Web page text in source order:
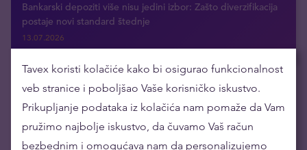
Bankarski depoziti više nisu jedini izbor: Zašto diverzifikacija
postaje novi standard štednje
13.07.2026
Dobijajte najnovije vesti putem e-maila
Tavex koristi kolačiće kako bi osigurao funkcionalnost
veb stranice i poboljšao Vaše korisničko iskustvo.
Prikupljanje podataka iz kolačića nam pomaže da Vam
pružimo najbolje iskustvo, da čuvamo Vaš račun
bezbednim i omogućava nam da personalizujemo